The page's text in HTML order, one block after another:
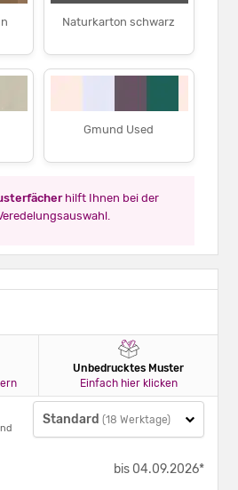
Naturkarton schwarz
Gmund Used
hilft Ihnen bei der
Unbedrucktes Muster
Einfach hier klicken
Standard (18 Werktage)
bis 04.09.2026*